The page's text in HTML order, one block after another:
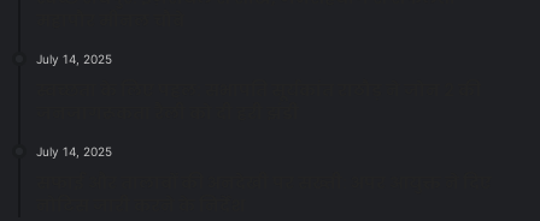
July 14, 2025
July 14, 2025